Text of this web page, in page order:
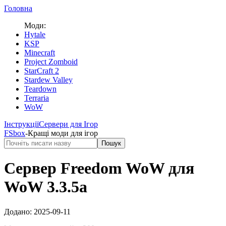
Головна
Моди:
Hytale
KSP
Minecraft
Project Zomboid
StarCraft 2
Stardew Valley
Teardown
Terraria
WoW
ІнструкціїСервери для Ігор
FSbox-Кращі моди для ігор
Пошук
Сервер Freedom WoWдля
WoW 3.3.5a
Додано: 2025-09-11